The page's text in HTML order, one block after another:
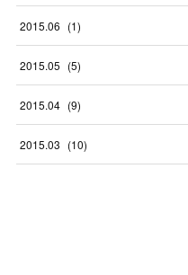
2015.06 (1)
2015.05 (5)
2015.04 (9)
2015.03 (10)